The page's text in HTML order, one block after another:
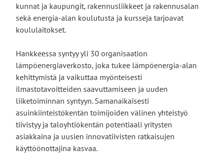
kunnat ja kaupungit, rakennusliikkeet ja rakennusalan
sekä energia-alan koulutusta ja kursseja tarjoavat
koululaitokset.
Hankkeessa syntyy yli 30 organisaation
lämpöenergiaverkosto, joka tukee lämpöenergia-alan
kehittymistä ja vaikuttaa myönteisesti
ilmastotavoitteiden saavuttamiseen ja uuden
liiketoiminnan syntyyn. Samanaikaisesti
asuinkiinteistökentän toimijoiden välinen yhteistyö
tiivistyy ja taloyhtiökentän potentiaali yritysten
asiakkaina ja uusien innovatiivisten ratkaisujen
käyttöönottajina kasvaa.